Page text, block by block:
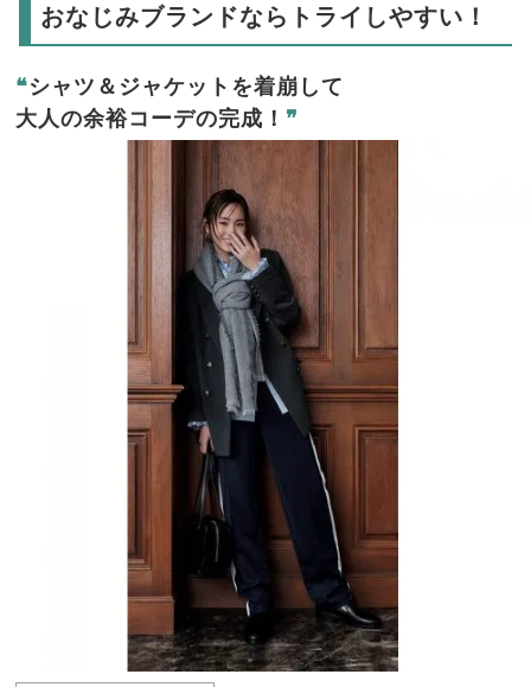
おなじみブランドならトライしやすい！
❝シャツ＆ジャケットを着崩して
大人の余裕コーデの完成！ ❞